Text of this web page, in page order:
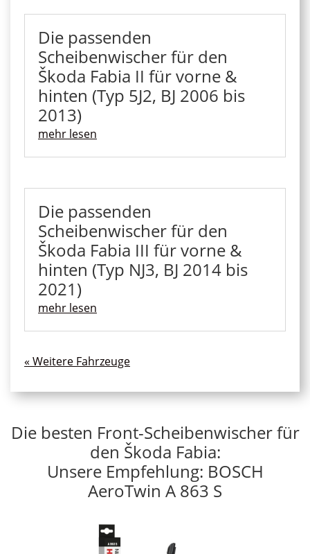
Die passenden
Scheibenwischer für den
Škoda Fabia II für vorne &
hinten (Typ 5J2, BJ 2006 bis
2013)
mehr lesen
Die passenden
Scheibenwischer für den
Škoda Fabia III für vorne &
hinten (Typ NJ3, BJ 2014 bis
2021)
mehr lesen
Die besten Front-Scheibenwischer für
den Škoda Fabia:
Unsere Empfehlung: BOSCH
AeroTwin A 863 S